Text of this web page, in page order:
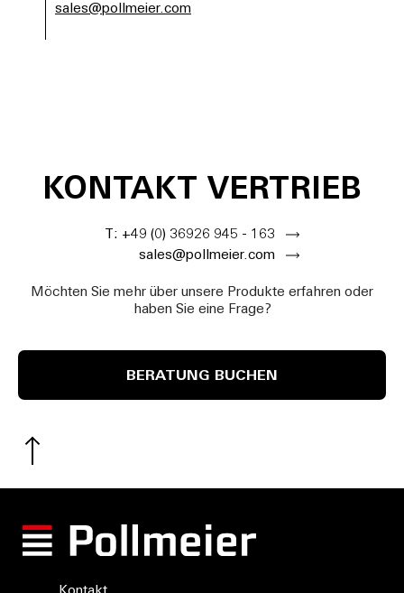
sales@pollmeier.com
KONTAKT VERTRIEB
T: +49 (0) 36926 945 - 163
sales@pollmeier.com
Möchten Sie mehr über unsere Produkte erfahren oder
haben Sie eine Frage?
BERATUNG BUCHEN